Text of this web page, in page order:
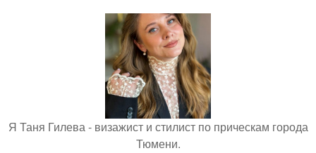
Я Таня Гилева - визажист и стилист по прическам города
Тюмени.